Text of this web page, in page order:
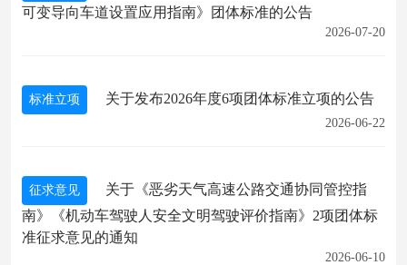
可变导向车道设置应用指南》团体标准的公告
2026-07-20
标准立项 关于发布2026年度6项团体标准立项的公告
2026-06-22
征求意见
关于《恶劣天气高速公路交通协同管控指
南》《机动车驾驶人安全文明驾驶评价指南》2项团体标
准征求意见的通知
2026-06-10